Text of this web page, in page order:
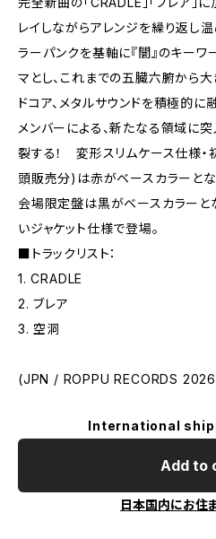
レイしながらアレンジを繰り返し温
ラーパンクを基軸に『闇』のキー
マとし、これまでの五臓六腑から
ドコア、メタルサウンドを積極的に
メンバーによる、新たなる領域に
裂する！ 変形スリムケース仕様・
頭販売分)は赤がベースカラーとな
会場限定盤は黒がベースカラーと
いジャケット仕様で登場。
■トラックリスト：
1. CRADLE
2. ブレア
3. 空洞
(JPN / ROPPU RECORDS
International
Add to
日本国内にお住